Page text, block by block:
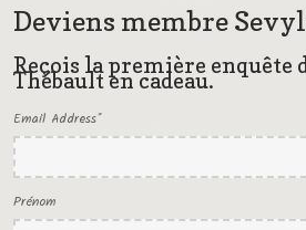
Deviens membre
Reçois la première enquête
Thébault en cadeau.
Email Address*
Prénom